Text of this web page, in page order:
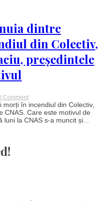
acestora
dintre
din Colectiv,
președintele
Commenton
Eugen
Iancu,
tatăl
unuia
în incendiul din Colectiv,
CNAS. Care este motivul de
luni la CNAS s-a muncit și...